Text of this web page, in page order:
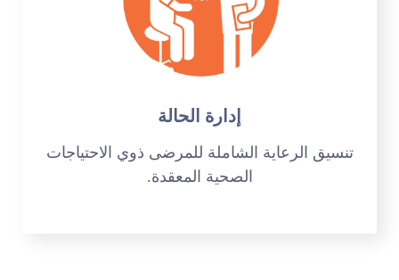
إدارة الحالة
تنسيق الرعاية الشاملة للمرضى ذوي الاحتياجات
الصحية المعقدة.